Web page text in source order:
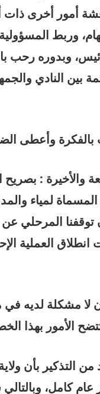
أمور أخرى ذات
وربط المسؤولية
وبدوره رحب
بين النادي
وأعطى
والأخيرة : بصريح
لمياء
المرحلي
انطلاق العملية
لا مشكلة لديه
الأمور بهذا
من التذكير بأن
عام كامل،